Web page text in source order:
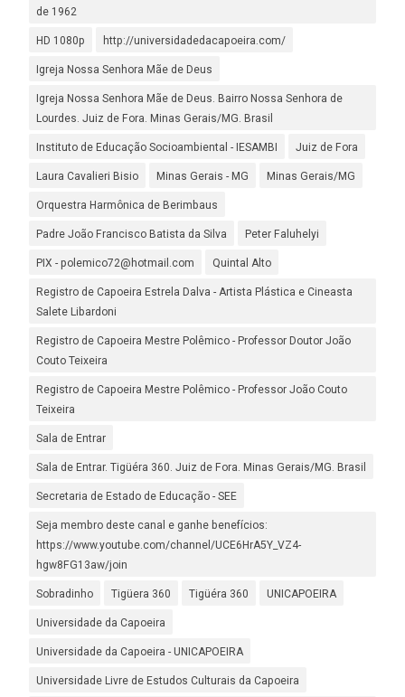
de 1962
HD 1080p http://universidadedacapoeira.com/
Igreja Nossa Senhora Mãe de Deus
Igreja Nossa Senhora Mãe de Deus. Bairro Nossa Senhora de
Lourdes. Juiz de Fora. Minas Gerais/MG. Brasil
Instituto de Educação Socioambiental - IESAMBI Juiz de Fora
Laura Cavalieri Bisio Minas Gerais - MG Minas Gerais/MG
Orquestra Harmônica de Berimbaus
Padre João Francisco Batista da Silva Peter Faluhelyi
PIX - polemico72@hotmail.com Quintal Alto
Registro de Capoeira Estrela Dalva - Artista Plástica e Cineasta
Salete Libardoni
Registro de Capoeira Mestre Polêmico - Professor Doutor João
Couto Teixeira
Registro de Capoeira Mestre Polêmico - Professor João Couto
Teixeira
Sala de Entrar
Sala de Entrar. Tigüéra 360. Juiz de Fora. Minas Gerais/MG. Brasil
Secretaria de Estado de Educação - SEE
Seja membro deste canal e ganhe benefícios:
https://www.youtube.com/channel/UCE6HrA5Y_VZ4-
hgw8FG13aw/join
Sobradinho Tigüera 360 Tigüéra 360 UNICAPOEIRA
Universidade da Capoeira
Universidade da Capoeira - UNICAPOEIRA
Universidade Livre de Estudos Culturais da Capoeira